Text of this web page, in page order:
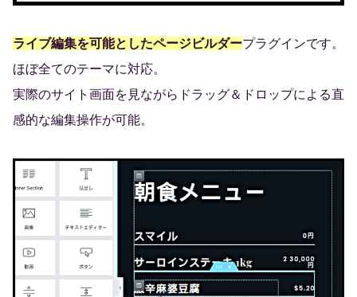
ライブ編集を可能としたページビルダープラグインです。
ほぼ全てのテーマに対応。
実際のサイト画面を見ながらドラッグ＆ドロップによる直
感的な編集操作が可能。